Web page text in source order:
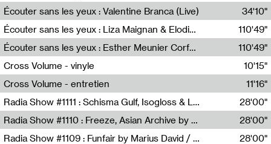
Bettina Samson
Écouter sans les yeux : Valentine Branca (Live)
Valentine Branca
34'10"
Écouter sans les yeux : Liza Maignan & Elodie Lecat
Liza Maignan,Elodie Lecat
110'49"
Écouter sans les yeux : Esther Meunier Corfdyr
Esther Meunier Corfdyr
110'49"
Cross Volume - vinyle
10'15"
Cross Volume - entretien
11'16"
Radia Show #1111 : Schisma Gulf, Isogloss & Lament For The Old Clock By Harvey Young / Resonance
Resonance
28'00"
Radia Show #1110 : Freeze, Asian Archive by Avita Maheen / Radio Worm
Radio WORM
28'00"
Radia Show #1109 : Funfair by Marius David / JET FM
28'00"